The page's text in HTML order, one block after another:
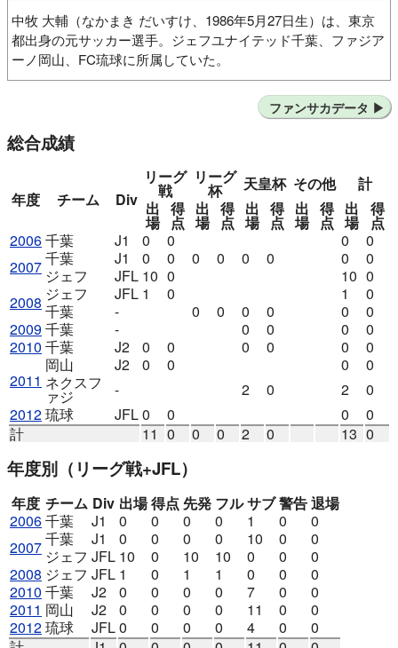
中牧 大輔（なかまき だいすけ、1986年5月27日生）は、東京
都出身の元サッカー選手。ジェフユナイテッド千葉、ファジア
ーノ岡山、FC琉球に所属していた。
ジェフユナイテッド千葉
ジェフユナイテッド千葉
ジェフリザーブズ
ジェフユナイテッド千葉
ジェフリザーブズ
ジェフユナイテッド千葉
ジェフリザーブズ
ジェフユナイテッド千葉
ファジアーノ岡山
ファジアーノ岡山ネクスト
ファンサカデータ
総合成績
年度 チーム Div
リーグ
戦
リーグ
杯 天皇杯 その他
計
出
場
得
点
出
場
得
点
出
場
得
点
出
場
得
点
出
場
得
点
2006千葉 J1 0 0 0
0
2007千葉 J1 0 0 0 0 0 0 0
0
ジェフ
JFL 10 0 10 0
2008 ジェフ JFL 1 0 1
0
千葉
- 0 0 0 0 0
0
2009千葉 - 0 0 0
0
2010 千葉 J2 0 0 0 0 0
0
2011
岡山 J2 0 0 0
0
ネクスフ
ァジ - 2 0 2
0
2012琉球 JFL0 0 0
0
計
11 0 0 0 2 0 13 0
年度別 （リーグ戦+JFL）
年度 チーム Div 出場得点 先発 フルサブ警告退場
2006千葉 J1 0 0 0 0 1 0
0
2007千葉 J1 0 0 0 0 10 0
0
ジェフ JFL 10 0 10 10 0 0
0
2008 ジェフ JFL 1 0 1 1 0 0
0
2010 千葉 J2 0 0 0 0 7 0
0
2011 岡山 J2 0 0 0 0 11 0
0
2012琉球 JFL0 0 0 0 4 0
0